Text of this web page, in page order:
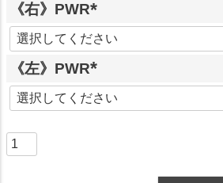
《右》PWR
(
必
須
)
《左》PWR
(
必